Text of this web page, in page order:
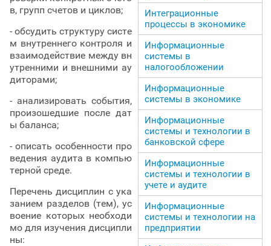
в, групп счетов и циклов;
- обсудить структуру систе
м внутреннего контроля и
взаимодействие между вн
утренними и внешними ау
диторами;
- анализировать события,
произошедшие после дат
ы баланса;
- описать особенности про
ведения аудита в компью
терной среде.
Перечень дисциплин с ука
занием разделов (тем), ус
воение которых необходи
мо для изучения дисципли
ны:
Интеграционные
процессы в экономике
Информационные
системы в
налогообложении
Информационные
системы в экономике
Информационные
системы и технологии в
банковской сфере
Информационные
системы и технологии в
учете и аудите
Информационные
системы и технологии на
предприятии